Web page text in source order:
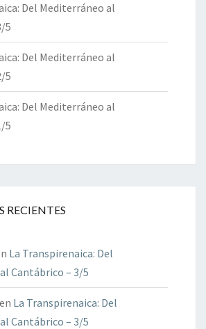
Del Mediterráneo al
5
Del Mediterráneo al
5
Del Mediterráneo al
5
RECIENTES
La Transpirenaica: Del
Cantábrico – 3/5
en La Transpirenaica: Del
Cantábrico – 3/5